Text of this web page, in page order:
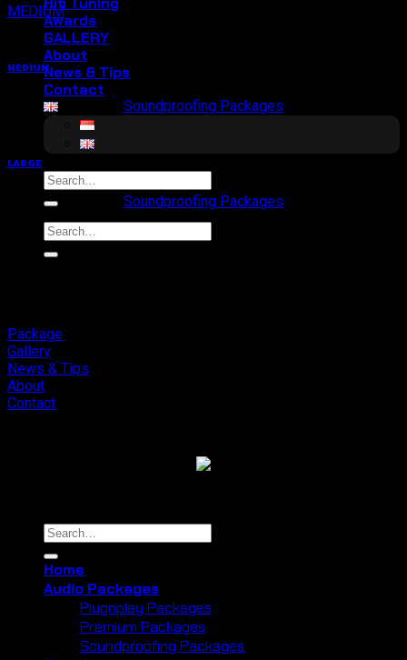
Awards
GALLERY
About
News & Tips
Contact
Search
for:
Search
for:
MEDIUM
MEDIUM
Soundproofing Packages
LARGE
Soundproofing Packages
Package
Gallery
News & Tips
About
Contact
Search
for:
Home
Audio Packages
Plugnplay Packages
Premium Packages
Soundproofing Packages